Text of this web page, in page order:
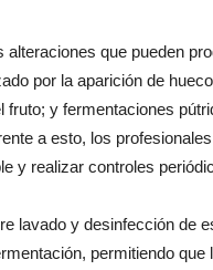
que pueden
por la aparición de
fruto; y fermentaciones
a esto, los
y realizar controles
lavado y desinfección de
permitiendo